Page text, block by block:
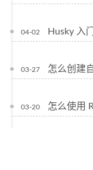
04-02 Husky 入
03-27 怎么创建
03-20 怎么使用